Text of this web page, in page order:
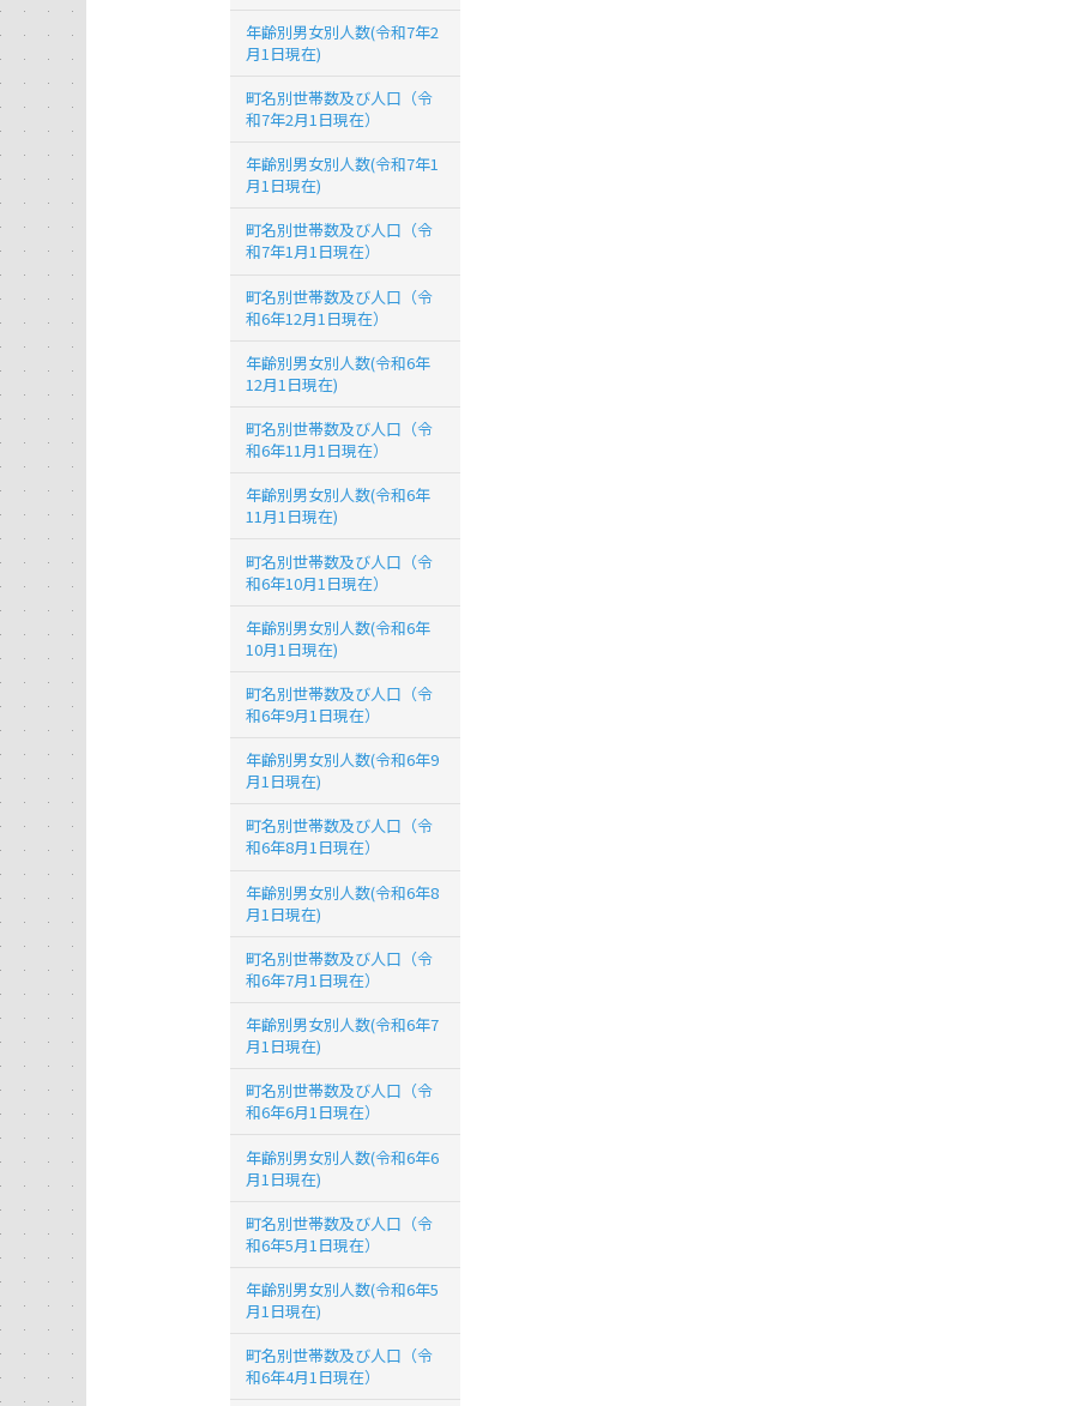
年齢別男女別人数(令和7年2
月1日現在)
町名別世帯数及び人口（令
和7年2月1日現在）
年齢別男女別人数(令和7年1
月1日現在)
町名別世帯数及び人口（令
和7年1月1日現在）
町名別世帯数及び人口（令
和6年12月1日現在）
年齢別男女別人数(令和6年
12月1日現在)
町名別世帯数及び人口（令
和6年11月1日現在）
年齢別男女別人数(令和6年
11月1日現在)
町名別世帯数及び人口（令
和6年10月1日現在）
年齢別男女別人数(令和6年
10月1日現在)
町名別世帯数及び人口（令
和6年9月1日現在）
年齢別男女別人数(令和6年9
月1日現在)
町名別世帯数及び人口（令
和6年8月1日現在）
年齢別男女別人数(令和6年8
月1日現在)
町名別世帯数及び人口（令
和6年7月1日現在）
年齢別男女別人数(令和6年7
月1日現在)
町名別世帯数及び人口（令
和6年6月1日現在）
年齢別男女別人数(令和6年6
月1日現在)
町名別世帯数及び人口（令
和6年5月1日現在）
年齢別男女別人数(令和6年5
月1日現在)
町名別世帯数及び人口（令
和6年4月1日現在）